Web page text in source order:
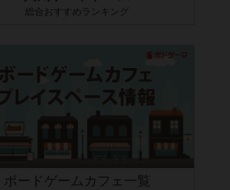
総合おすすめランキング
ボードゲームカフェ一覧